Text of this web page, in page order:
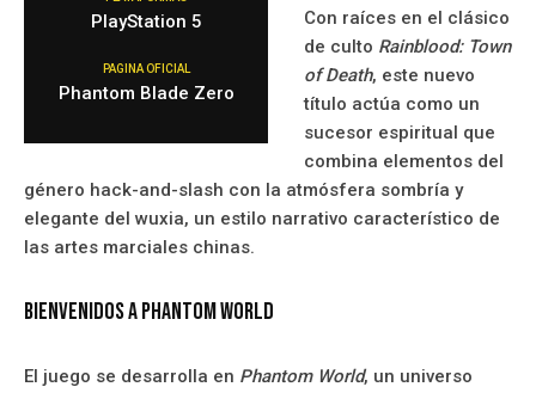
PlayStation 5
PAGINA OFICIAL
Phantom Blade Zero
Con raíces en el clásico
de culto Rainblood: Town
of Death, este nuevo
título actúa como un
sucesor espiritual que
combina elementos del
género hack-and-slash con la atmósfera sombría y
elegante del wuxia, un estilo narrativo característico de
las artes marciales chinas.
Bienvenidos a Phantom World
El juego se desarrolla en Phantom World, un universo